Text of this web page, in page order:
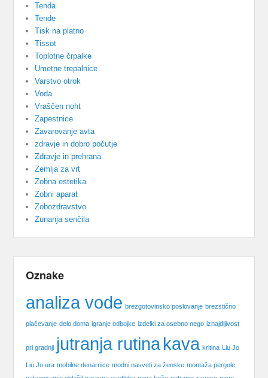
Tenda
Tende
Tisk na platno
Tissot
Toplotne črpalke
Umetne trepalnice
Varstvo otrok
Voda
Vraščen noht
Zapestnice
Zavarovanje avta
zdravje in dobro počutje
Zdravje in prehrana
Zemlja za vrt
Zobna estetika
Zobni aparat
Zobozdravstvo
Zunanja senčila
Oznake
analiza vode brezgotovinsko poslovanje brezstično
plačevanje delo doma igranje odbojke izdelki za osebno nego iznajdljivost
pri gradnji jutranja rutina kava kritina Liu Jo
Liu Jo ura mobilne denarnice modni nasveti za ženske montaža pergole